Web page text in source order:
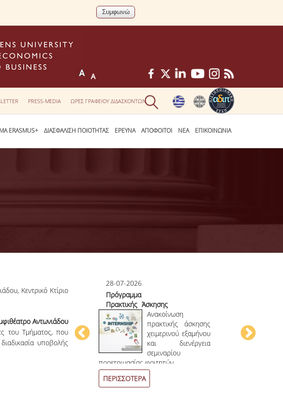
PRESS-MEDIA ΩΡΕΣ ΓΡΑΦΕΙΟΥ ΔΙΔΑΣΚΟΝΤΩΝ
ERASMUS+ ΔΙΑΣΦΑΛΙΣΗ ΠΟΙΟΤΗΤΑΣ ΕΡΕΥΝΑ ΑΠΟΦΟΙΤΟΙ ΝΕΑ ΕΠΙΚΟΙΝΩΝΙΑ
Κεντρικό Κτίριο
Αντωνιάδου
του Τμήματος, που
υποβολής
Τμήματος ΔΕΤ του
ΟΠΑ, αποφάσισε την
προκήρυξη νέων
28-07-2026
Πρόγραμμα
Πρακτικής Άσκησης
Χειμερινού
Εξαμήνου 2026-
2027
Ανακοίνωση
πρακτικής άσκησης
χειμερινού εξαμήνου
και διενέργεια
σεμιναρίου
προετοιμασίας φοιτητών.
ΠΕΡΙΣΣΟΤΕΡΑ